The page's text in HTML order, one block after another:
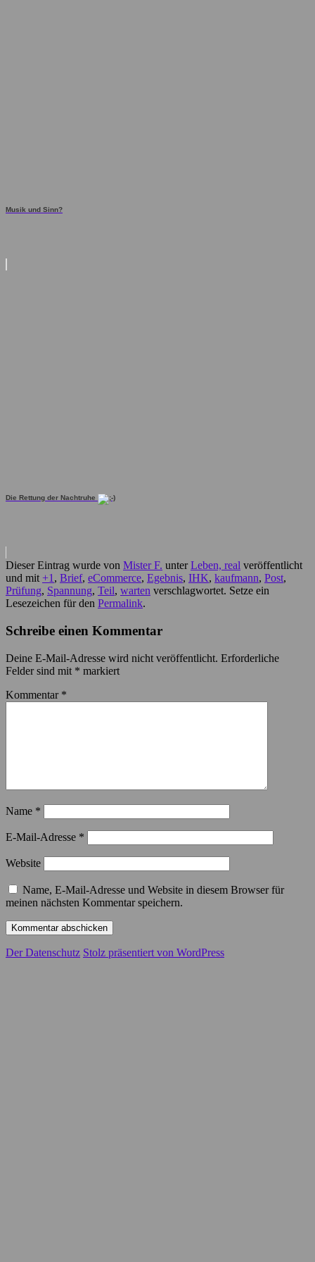
Musik und Sinn?
Die Rettung der Nachtruhe
Dieser Eintrag wurde von Mister F. unterLeben, real veröffentlicht
und mit +1 , Brief, eCommerce, Egebnis, IHK, kaufmann, Post,
Prüfung, Spannung, Teil, warten verschlagwortet. Setze ein
Lesezeichen für den Permalink.
Schreibe einen Kommentar
Deine E-Mail-Adresse wird nicht veröffentlicht. Erforderliche
Felder sind mit * markiert
Kommentar *
Name *
E-Mail-Adresse *
Website
Name, E-Mail-Adresse und Website in diesem Browser für
meinen nächsten Kommentar speichern.
Der Datenschutz Stolz präsentiert von WordPress